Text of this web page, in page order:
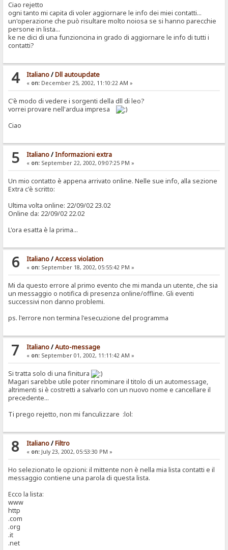
Ciao rejetto
ogni tanto mi capita di voler aggiornare le info dei miei contatti...
un'operazione che può risultare molto noiosa se si hanno parecchie
persone in lista...
ke ne dici di una funzioncina in grado di aggiornare le info di tutti i
contatti?
4 Italiano/Dll autoupdate
« on:December 25, 2002, 11:10:22 AM »
C'è modo di vedere i sorgenti della dll di leo?
vorrei provare nell'ardua impresa
Ciao
5 Italiano/Informazioni extra
« on:September 22, 2002, 09:07:25 PM »
Un mio contatto è appena arrivato online. Nelle sue info, alla sezione
Extra c'è scritto:
Ultima volta online: 22/09/02 23.02
Online da: 22/09/02 22.02
L'ora esatta è la prima...
6 Italiano/Access violation
« on:September 18, 2002, 05:55:42 PM »
Mi da questo errore al primo evento che mi manda un utente, che sia
un messaggio o notifica di presenza online/offline. Gli eventi
successivi non danno problemi.
ps. l'errore non termina l'esecuzione del programma
7 Italiano/Auto-message
« on:September 01, 2002, 11:11:42 AM »
Si tratta solo di una finitura
Magari sarebbe utile poter rinominare il titolo di un automessage,
altrimenti si è costretti a salvarlo con un nuovo nome e cancellare il
precedente...
Ti prego rejetto, non mi fanculizzare :lol:
8 Italiano/Filtro
« on:July 23, 2002, 05:53:30 PM »
Ho selezionato le opzioni: il mittente non è nella mia lista contatti e il
messaggio contiene una parola di questa lista.
Ecco la lista:
www
http
.com
.org
.it
.net